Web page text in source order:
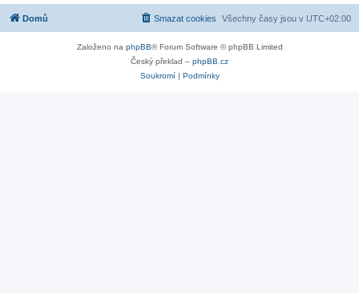
Domů Všechny časy jsou v UTC+02:00
Smazat cookies
Založeno na phpBB® Forum Software © phpBB Limited
Český překlad – phpBB.cz
Soukromí| Podmínky